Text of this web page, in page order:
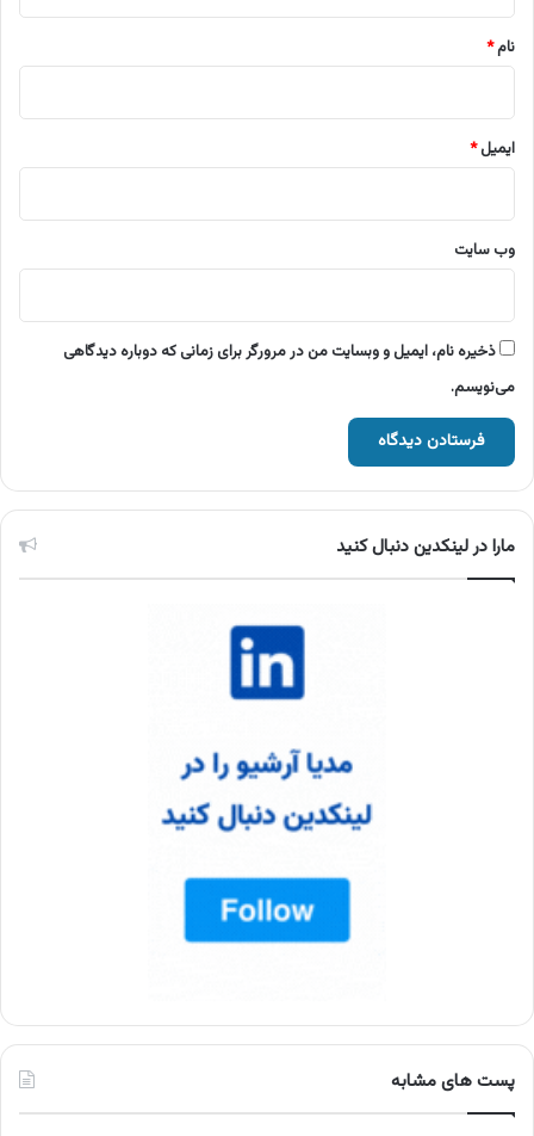
نام*
ایمیل*
وب‌ سایت
ذخیره نام، ایمیل و وبسایت من در مرورگر برای زمانی که دوباره دیدگاهی
می‌نویسم.
مارا در لینکدین دنبال کنید
پست های مشابه